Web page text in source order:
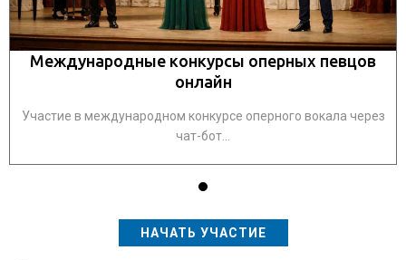
Международные конкурсы оперных певцов
онлайн
Участие в международном конкурсе оперного вокала через
чат-бот...
НАЧАТЬ УЧАСТИЕ